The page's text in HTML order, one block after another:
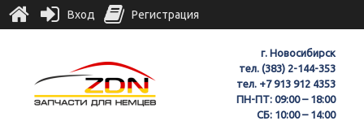
г. Новосибирск
тел. (383) 2-144-353
тел. +7 913 912 4353
ПН-ПТ: 09:00 – 18:00
СБ: 10:00 – 14:00
Вход Регистрация